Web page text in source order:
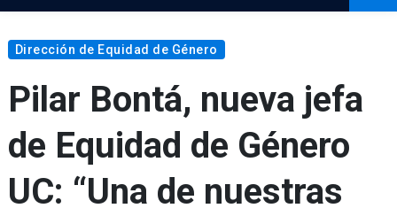
Dirección de Equidad de Género
Pilar Bontá, nueva jefa
de Equidad de Género
UC: “Una de nuestras